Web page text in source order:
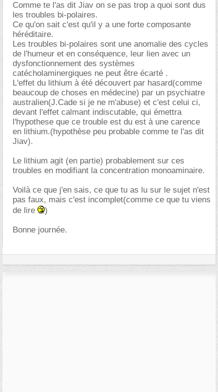
Comme te l'as dit Jiav on se pas trop a quoi sont dus
les troubles bi-polaires.
Ce qu'on sait c'est qu'il y a une forte composante
héréditaire.
Les troubles bi-polaires sont une anomalie des cycles
de l'humeur et en conséquence, leur lien avec un
dysfonctionnement des systèmes
catécholaminergiques ne peut être écarté .
L'effet du lithium à été découvert par hasard(comme
beaucoup de choses en médecine) par un psychiatre
australien(J.Cade si je ne m'abuse) et c'est celui ci,
devant l'effet calmant indiscutable, qui émettra
l'hypothese que ce trouble est du est à une carence
en lithium.(hypothèse peu probable comme te l'as dit
Jiav).
Le lithium agit (en partie) probablement sur ces
troubles en modifiant la concentration monoaminaire.
Voilà ce que j'en sais, ce que tu as lu sur le sujet n'est
pas faux, mais c'est incomplet(comme ce que tu viens
de lire
)
Bonne journée.